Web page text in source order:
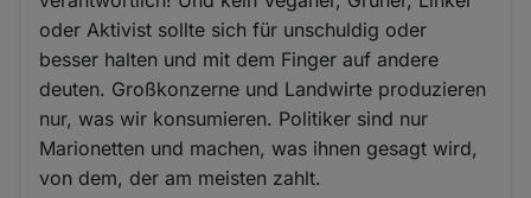
oder Aktivist sollte sich für unschuldig oder
besser halten und mit dem Finger auf andere
deuten. Großkonzerne und Landwirte produzieren
nur, was wir konsumieren. Politiker sind nur
Marionetten und machen, was ihnen gesagt wird,
von dem, der am meisten zahlt.